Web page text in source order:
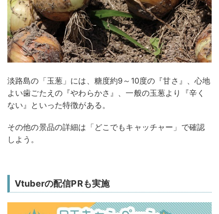
淡路島の「玉葱」には、糖度約9～10度の『甘さ』、心地
よい歯ごたえの『やわらかさ』、一般の玉葱より『辛く
ない』といった特徴がある。
その他の景品の詳細は「どこでもキャッチャー」で確認
しよう。
Vtuberの配信PRも実施